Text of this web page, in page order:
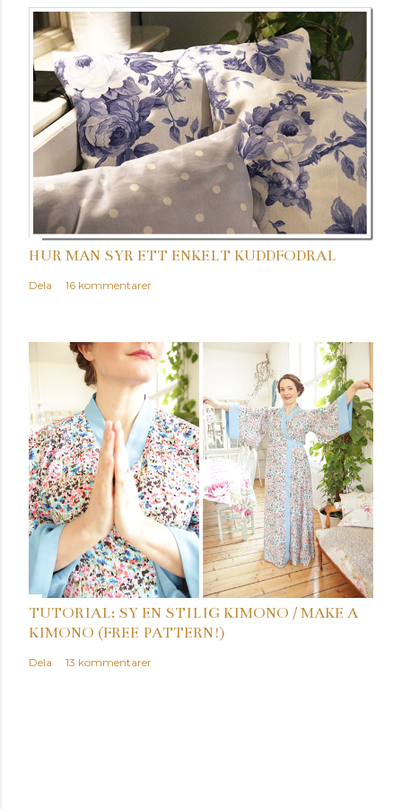
HUR MAN SYR ETT ENKELT KUDDFODRAL
Dela 16 kommentarer
TUTORIAL: SY EN STILIG KIMONO / MAKE A
KIMONO (FREE PATTERN!)
Dela 13 kommentarer